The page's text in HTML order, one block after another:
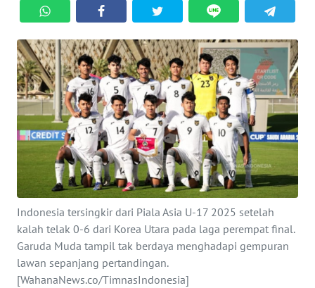
Indonesia tersingkir dari Piala Asia U-17 2025 setelah
kalah telak 0-6 dari Korea Utara pada laga perempat final.
Garuda Muda tampil tak berdaya menghadapi gempuran
lawan sepanjang pertandingan.
[WahanaNews.co/TimnasIndonesia]
EKUIN
SAINS-TEKNO
KESEHATAN
INTERNASIONAL
SERBA-SERBI
PENDIDIKAN
OLAHRAGA